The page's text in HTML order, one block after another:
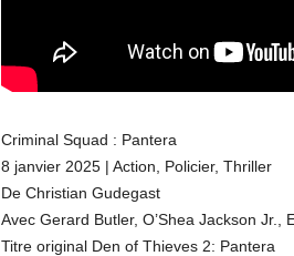
Criminal Squad : Pantera
8 janvier 2025 | Action, Policier, Thriller
De Christian Gudegast
Avec Gerard Butler, O’Shea Jackson Jr.,
Titre original Den of Thieves 2: Pantera